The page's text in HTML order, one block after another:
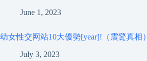
June 1, 2023
幼女性交网站10大優勢[year]!（震驚真相）
July 3, 2023